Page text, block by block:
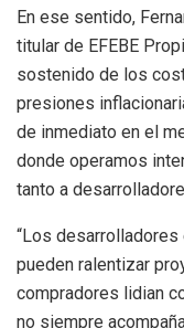
En ese sentido,
titular de EFEBE
sostenido de los
presiones
de inmediato en el
donde operamos
tanto a
“Los
pueden ralentizar
compradores lidian
no siempre